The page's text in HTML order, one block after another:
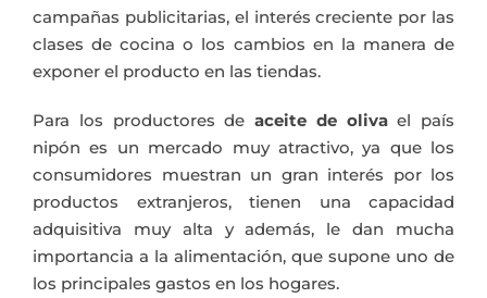
campañas publicitarias, el interés creciente por las
clases de cocina o los cambios en la manera de
exponer el producto en las tiendas.
Para los productores de aceite de olivael país
nipón es un mercado muy atractivo, ya que los
consumidores muestran un gran interés por los
productos extranjeros, tienen una capacidad
adquisitiva muy alta y además, le dan mucha
importancia a la alimentación, que supone uno de
los principales gastos en los hogares.